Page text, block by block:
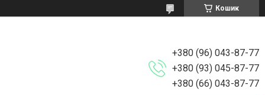
Кошик
+380 (96) 043-87-77
+380 (93) 045-87-77
+380 (66) 043-87-77